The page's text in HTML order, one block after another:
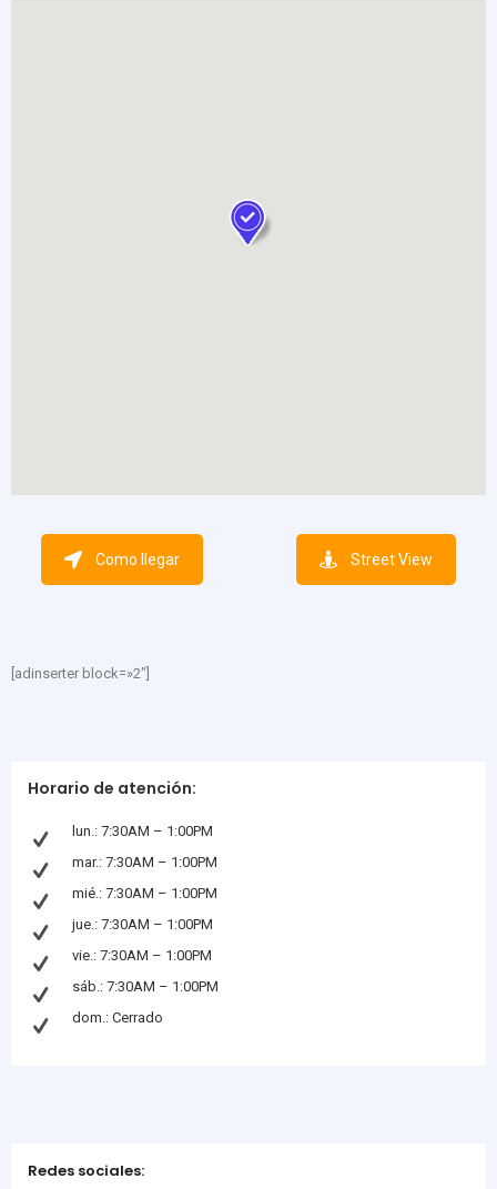
Como llegar Street View
[adinserter block=»2″]
Horario de atención:
lun.: 7:30AM – 1:00PM
mar.: 7:30AM – 1:00PM
mié.: 7:30AM – 1:00PM
jue.: 7:30AM – 1:00PM
vie.: 7:30AM – 1:00PM
sáb.: 7:30AM – 1:00PM
dom.: Cerrado
Redes sociales: